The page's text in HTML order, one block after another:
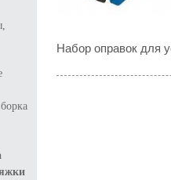
Набор оправок для